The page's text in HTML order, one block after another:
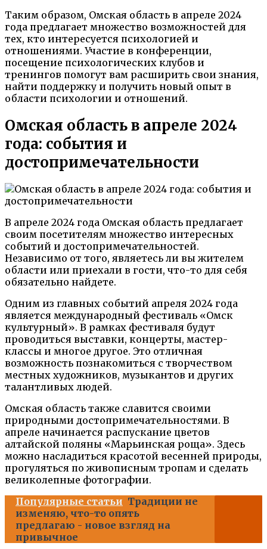
Таким образом, Омская область в апреле 2024
года предлагает множество возможностей для
тех, кто интересуется психологией и
отношениями. Участие в конференции,
посещение психологических клубов и
тренингов помогут вам расширить свои знания,
найти поддержку и получить новый опыт в
области психологии и отношений.
Омская область в апреле 2024
года: события и
достопримечательности
В апреле 2024 года Омская область предлагает
своим посетителям множество интересных
событий и достопримечательностей.
Независимо от того, являетесь ли вы жителем
области или приехали в гости, что-то для себя
обязательно найдете.
Одним из главных событий апреля 2024 года
является международный фестиваль «Омск
культурный». В рамках фестиваля будут
проводиться выставки, концерты, мастер-
классы и многое другое. Это отличная
возможность познакомиться с творчеством
местных художников, музыкантов и других
талантливых людей.
Омская область также славится своими
природными достопримечательностями. В
апреле начинается распускание цветов
алтайской поляны «Марьинская роща». Здесь
можно насладиться красотой весенней природы,
прогуляться по живописным тропам и сделать
великолепные фотографии.
Популярные статьи Традиции не
изменяю, что-то опять
предлагаю - новое взгляд на
привычное